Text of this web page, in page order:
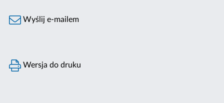
Wyślij e-mailem
Wersja do druku